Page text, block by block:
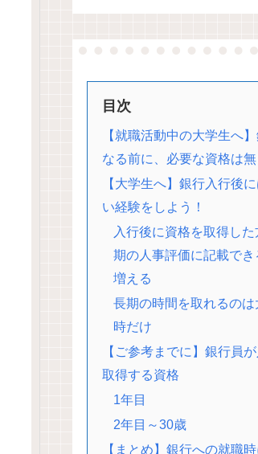
目次
【就職活動中の大学生へ
なる前に、必要な資格は無
【大学生へ】銀行入行後
い経験をしよう！
入行後に資格を取得し
期の人事評価に記載で
増える
長期の時間を取れるの
時だけ
【ご参考までに】銀行員
取得する資格
1年目
2年目～30歳
【まとめ】銀行への就職